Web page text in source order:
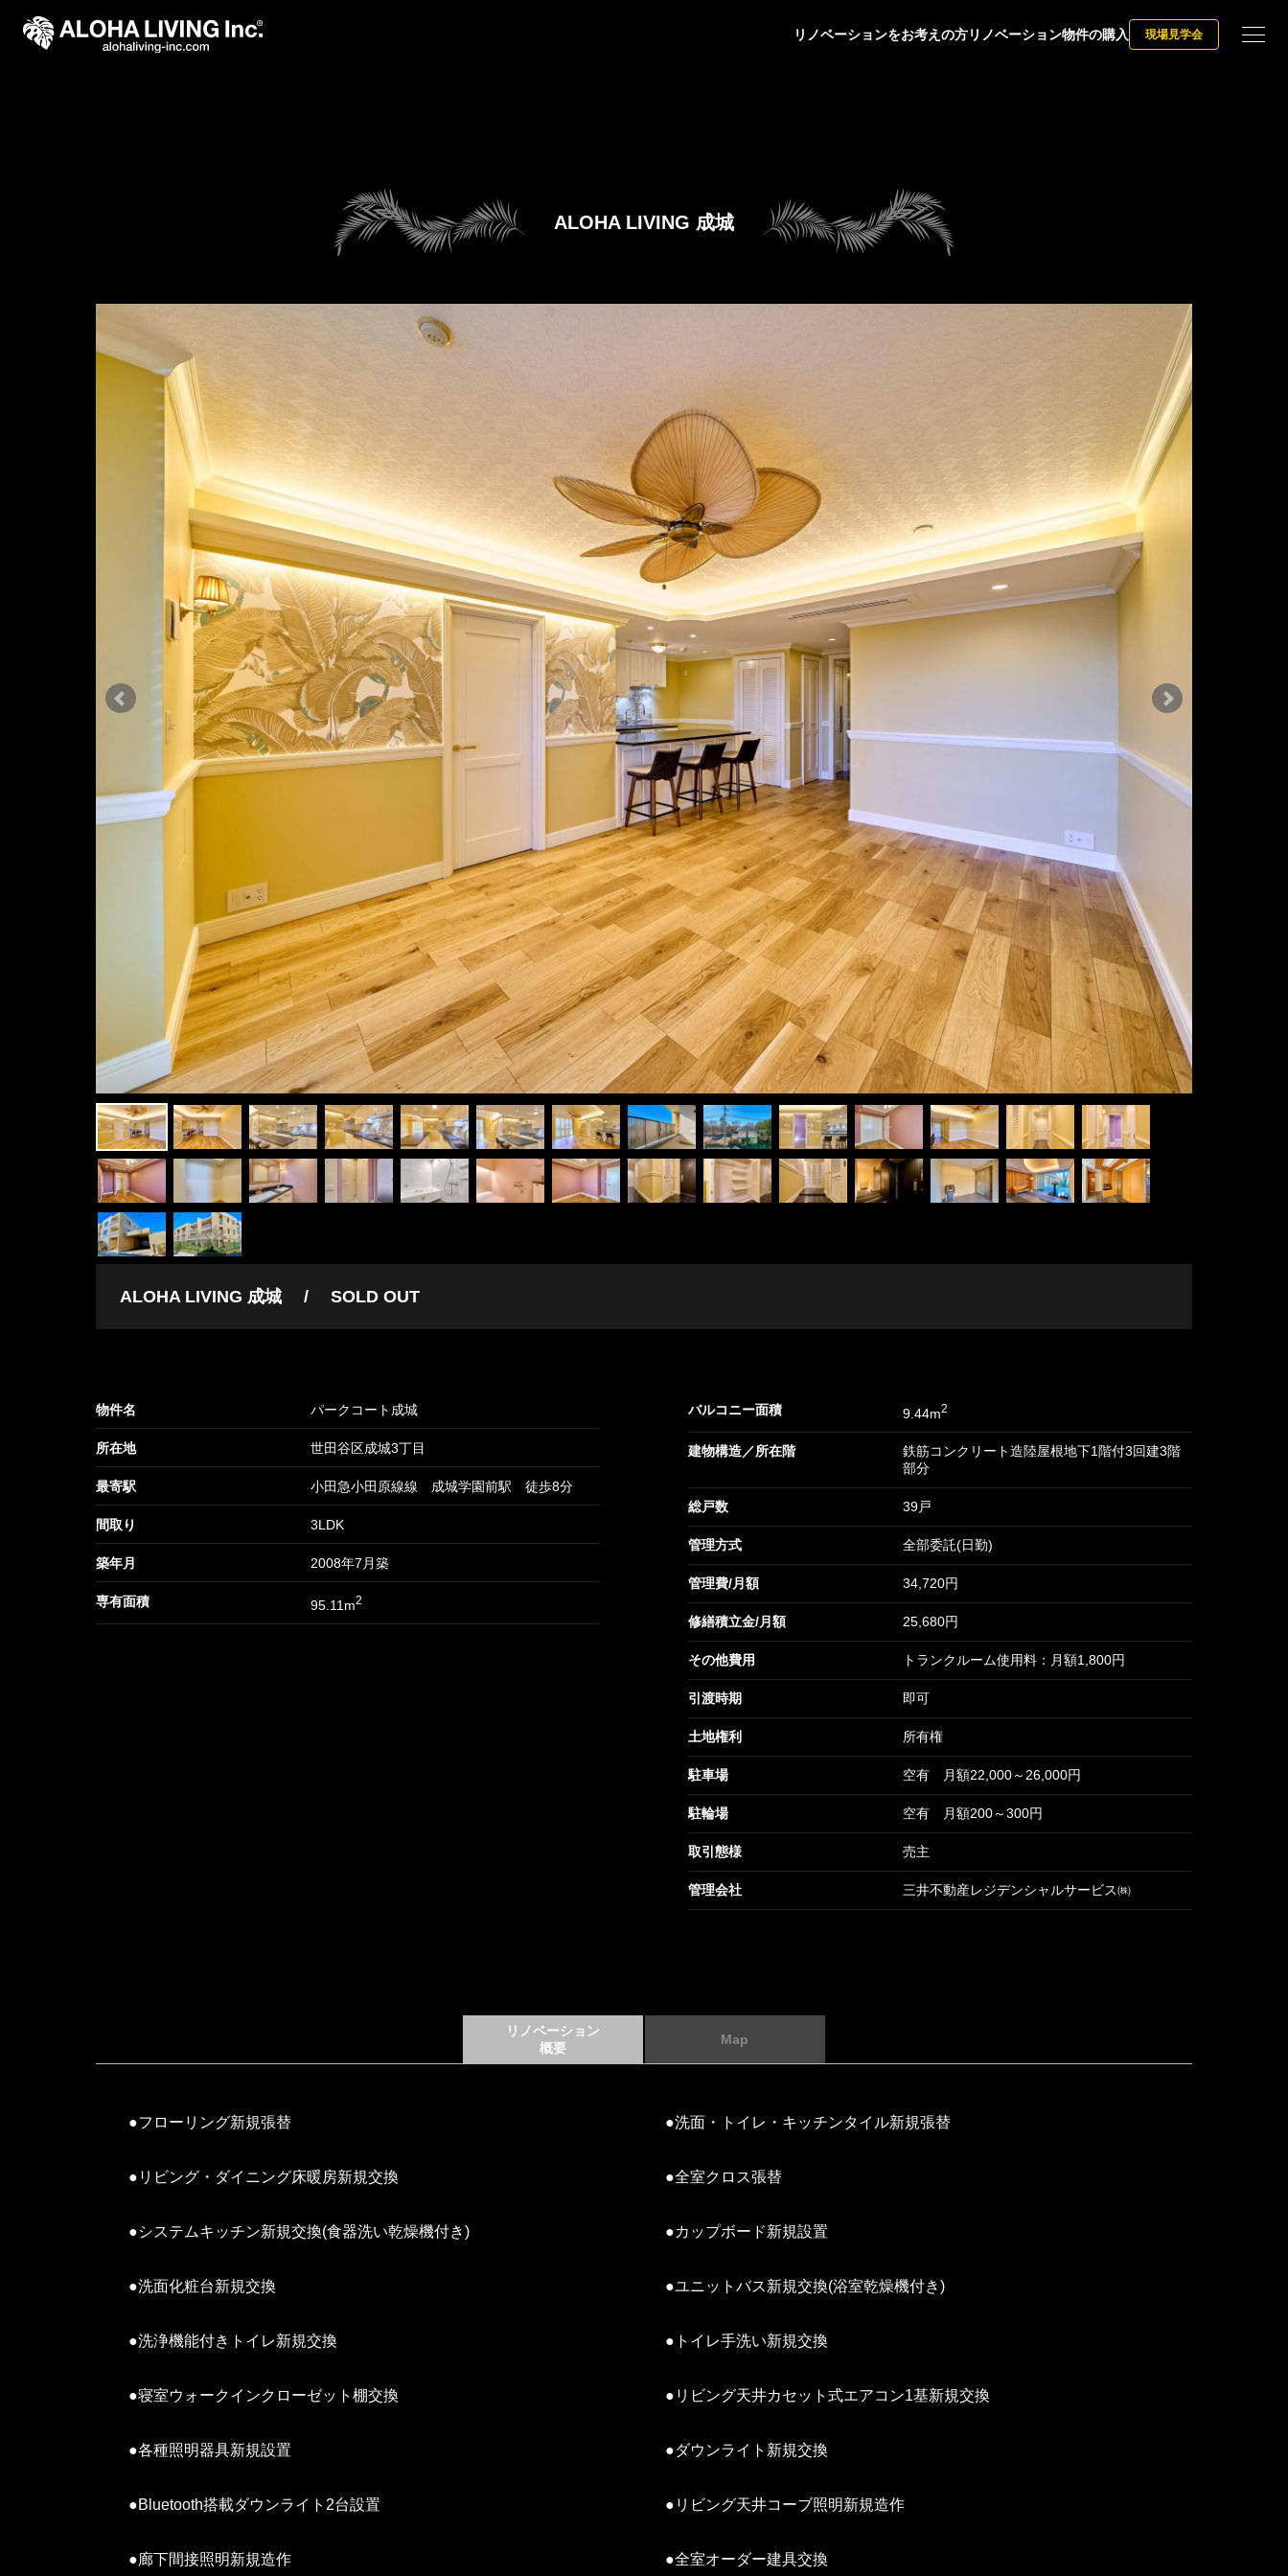
リノベーションをお考えの方リノベーション物件の購入 現場見学会
ALOHA LIVING 成城
ALOHA LIVING 成城 SOLD OUT
物件名 パークコート成城
所在地 世田谷区成城3丁目
最寄駅 小田急小田原線線 成城学園前駅 徒歩8分
間取り 3LDK
築年月 2008年7月築
専有面積 95.11m2
バルコニー面積 9.44m2
建物構造／所在階
鉄筋コンクリート造陸屋根地下1階付3回建3階
部分
総戸数 39戸
管理方式 全部委託(日勤)
管理費/月額 34,720円
修繕積立金/月額 25,680円
その他費用 トランクルーム使用料：月額1,800円
引渡時期 即可
土地権利 所有権
駐車場 空有 月額22,000～26,000円
駐輪場 空有 月額200～300円
取引態様 売主
管理会社 三井不動産レジデンシャルサービス㈱
リノベーション
概要
Map
●フローリング新規張替 ●洗面・トイレ・キッチンタイル新規張替
●リビング・ダイニング床暖房新規交換 ●全室クロス張替
●システムキッチン新規交換(食器洗い乾燥機付き) ●カップボード新規設置
●洗面化粧台新規交換 ●ユニットバス新規交換(浴室乾燥機付き)
●洗浄機能付きトイレ新規交換 ●トイレ手洗い新規交換
●寝室ウォークインクローゼット棚交換 ●リビング天井カセット式エアコン1基新規交換
●各種照明器具新規設置 ●ダウンライト新規交換
●Bluetooth搭載ダウンライト2台設置 ●リビング天井コーブ照明新規造作
●廊下間接照明新規造作 ●全室オーダー建具交換